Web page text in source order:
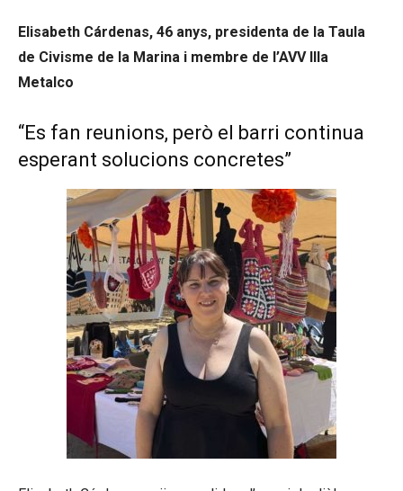
Elisabeth Cárdenas, 46 anys, presidenta de la Taula
de Civisme de la Marina i membre de l’AVV Illa
Metalco
“Es fan reunions, però el barri continua
esperant solucions concretes”